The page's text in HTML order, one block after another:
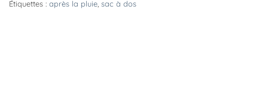
Étiquettes : après la pluie sac à dos